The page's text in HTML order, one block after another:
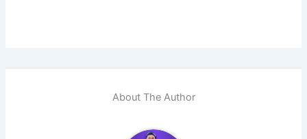
About The Author